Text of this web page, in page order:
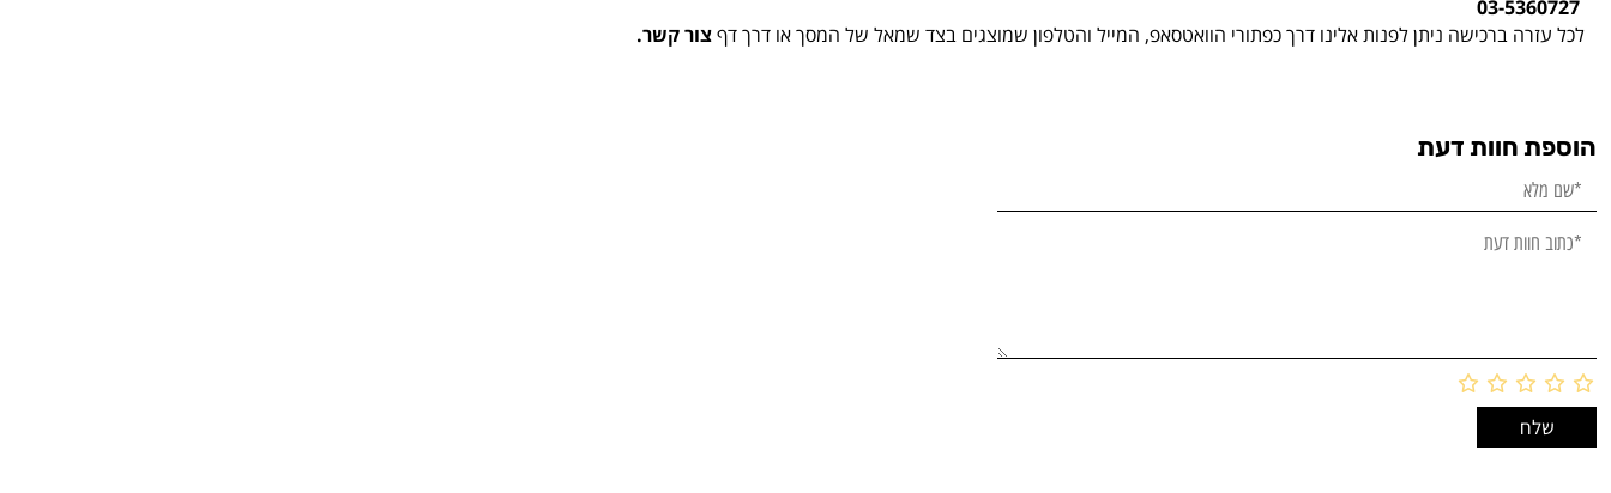
03-5360727
לכל עזרה ברכישה ניתן לפנות אלינו דרך כפתורי הוואטסאפ, המייל והטלפון שמוצגים בצד שמאל של המסך או דרך דףצור קשר.
הוספת חוות דעת